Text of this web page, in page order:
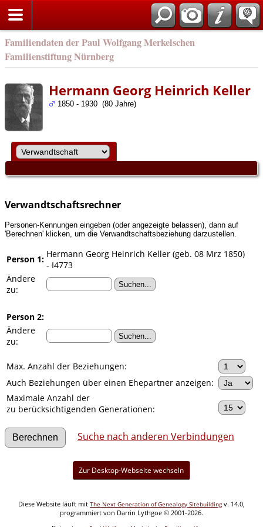
Familiendaten der Paul Wolfgang Merkelschen
Familienstiftung Nürnberg
Hermann Georg Heinrich Keller
1850 - 1930 (80 Jahre)
Verwandtschaftsrechner
Personen-Kennungen eingeben (oder angezeigte belassen), dann auf
'Berechnen' klicken, um die Verwandtschaftsbeziehung darzustellen.
Person 1: Hermann Georg Heinrich Keller (geb. 08 Mrz 1850)
- I4773
Ändere
zu:
Person 2:
Ändere
zu:
Max. Anzahl der Beziehungen:
Auch Beziehungen über einen Ehepartner anzeigen:
Maximale Anzahl der
zu berücksichtigenden Generationen:
Suche nach anderen Verbindungen
Zur Desktop-Webseite wechseln
Diese Website läuft mit The Next Generation of Genealogy Sitebuildingv. 14.0,
programmiert von Darrin Lythgoe © 2001-2026.